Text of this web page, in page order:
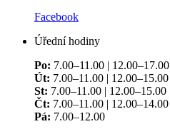
Facebook
Úřední hodiny
Po: 7.00–11.00 | 12.00–17.00
Út: 7.00–11.00 | 12.00–15.00
St: 7.00–11.00 | 12.00–15.00
Čt: 7.00–11.00 | 12.00–14.00
Pá: 7.00–12.00